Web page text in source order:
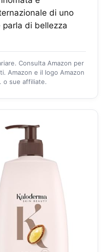
di uno
di bellezza
Consulta Amazon per
Amazon e il logo Amazon
o sue affiliate.